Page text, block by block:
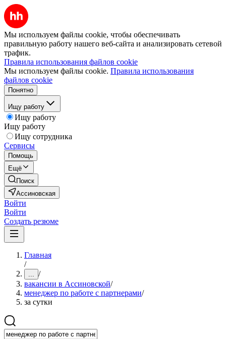
Мы используем файлы cookie, чтобы обеспечивать
правильную работу нашего веб-сайта и анализировать сетевой
трафик.
Правила использования файлов cookie
Мы используем файлы cookie. Правила использования
файлов cookie
Понятно
Ищу работу
Ищу работу
Ищу работу
Ищу сотрудника
Сервисы
Помощь
Ещё
Поиск
Ассиновская
Войти
Войти
Создать резюме
Главная
/
... /
вакансии в Ассиновской/
менеджер по работе с партнерами/
за сутки